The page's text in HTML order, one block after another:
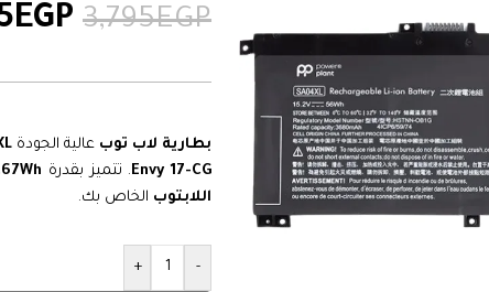
3,795EGP
EGP
بطارية لاب توب عالية الجودة
Envy 17-CG. تتميز بقدرة
اللابتوب الخاص بك.
-
+